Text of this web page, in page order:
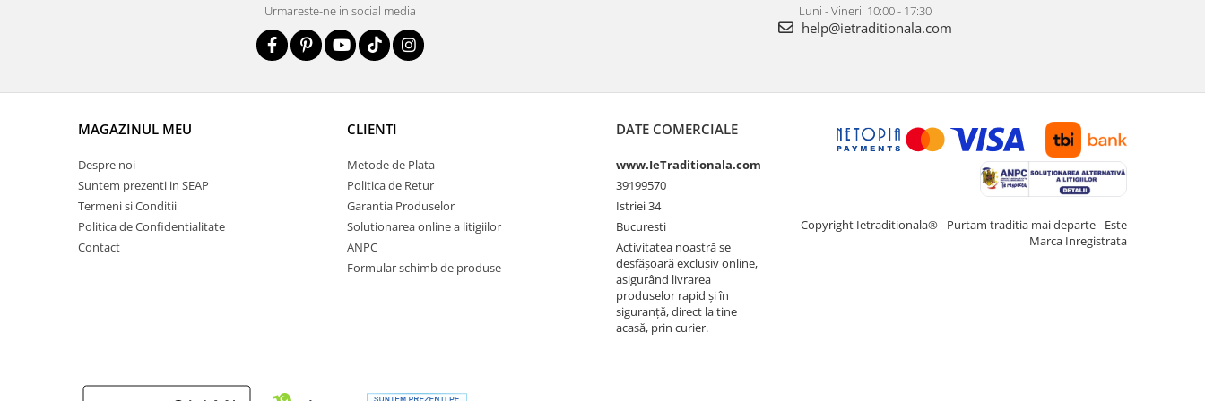
Urmareste-ne in social media Luni - Vineri: 10:00 - 17:30
help@ietraditionala.com
MAGAZINUL MEU
Despre noi
Suntem prezenti in SEAP
Termeni si Conditii
Politica de Confidentialitate
Contact
CLIENTI
Metode de Plata
Politica de Retur
Garantia Produselor
Solutionarea online a litigiilor
ANPC
Formular schimb de produse
DATE COMERCIALE
www.IeTraditionala.com
39199570
Istriei 34
Bucuresti
Activitatea noastră se
desfășoară exclusiv online,
asigurând livrarea
produselor rapid și în
siguranță, direct la tine
acasă, prin curier.
Copyright Ietraditionala® - Purtam traditia mai departe - Este
Marca Inregistrata